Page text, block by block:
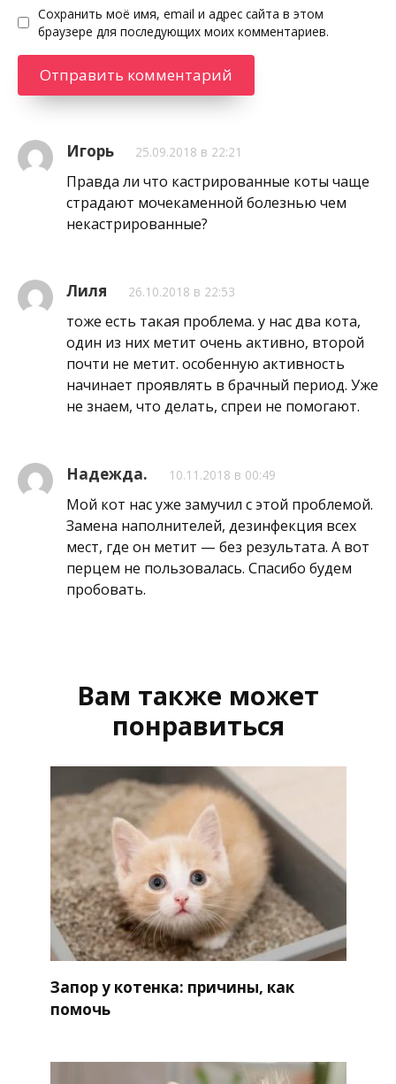
Сохранить моё имя, email и адрес сайта в этом
браузере для последующих моих комментариев.
Игорь 25.09.2018 в 22:21
Правда ли что кастрированные коты чаще
страдают мочекаменной болезнью чем
некастрированные?
Лиля 26.10.2018 в 22:53
тоже есть такая проблема. у нас два кота,
один из них метит очень активно, второй
почти не метит. особенную активность
начинает проявлять в брачный период. Уже
не знаем, что делать, спреи не помогают.
Надежда. 10.11.2018 в 00:49
Мой кот нас уже замучил с этой проблемой.
Замена наполнителей, дезинфекция всех
мест, где он метит — без результата. А вот
перцем не пользовалась. Спасибо будем
пробовать.
Вам также может
понравиться
Запор у котенка: причины, как
помочь